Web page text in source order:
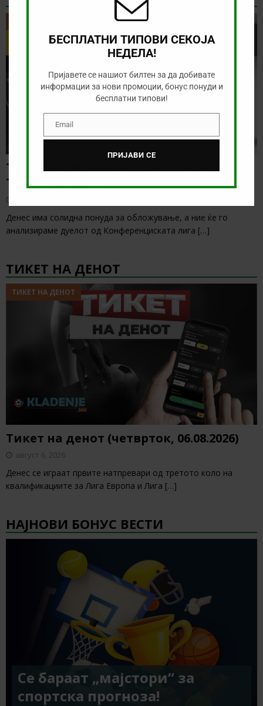
ТИП НА ДЕНОТ (06.08.2026, 17:00) ИНТЕР
ТУРКУ – ВАДУС
Денес има солидна понуда за обложување, а ние ќе го
анализираме дуелот од Конференциската лига […]
ТИКЕТ НА ДЕНОТ
ТИКЕТ НА ДЕНОТ
Тикет на денот (четврток, 06.08.2026)
август 6, 2026
Денес се играат првите натпревари од третото коло на
квалификациите за Лига Европа и Лига […]
НАЈНОВИ БОНУС ВЕСТИ
Се бараат „мајстори“ за
спортска прогноза!
БЕСПЛАТНИ ТИПОВИ СЕКОЈА
НЕДЕЛА!
Пријавете се нашиот билтен за да добивате
информации за нови промоции, бонус понуди и
бесплатни типови!
EmailEmail
ПРИЈАВИ СЕ